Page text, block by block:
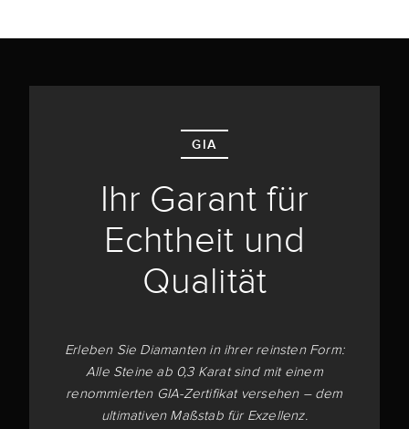
GIA
Ihr Garant für
Echtheit und
Qualität
Erleben Sie Diamanten in ihrer reinsten Form:
Alle Steine ab 0,3 Karat sind mit einem
renommierten GIA-Zertifikat versehen – dem
ultimativen Maßstab für Exzellenz.